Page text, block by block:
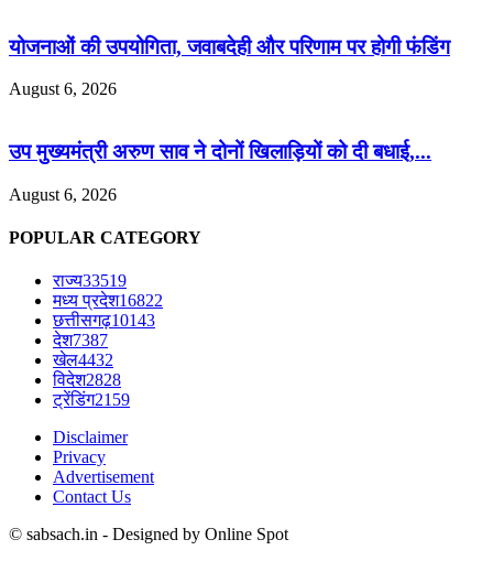
योजनाओं की उपयोगिता, जवाबदेही और परिणाम पर होगी फंडिंग
August 6, 2026
उप मुख्यमंत्री अरुण साव ने दोनों खिलाड़ियों को दी बधाई,...
August 6, 2026
POPULAR CATEGORY
राज्य33519
मध्य प्रदेश16822
छत्तीसगढ़10143
देश7387
खेल4432
विदेश2828
ट्रेंडिंग2159
Disclaimer
Privacy
Advertisement
Contact Us
© sabsach.in - Designed by Online Spot